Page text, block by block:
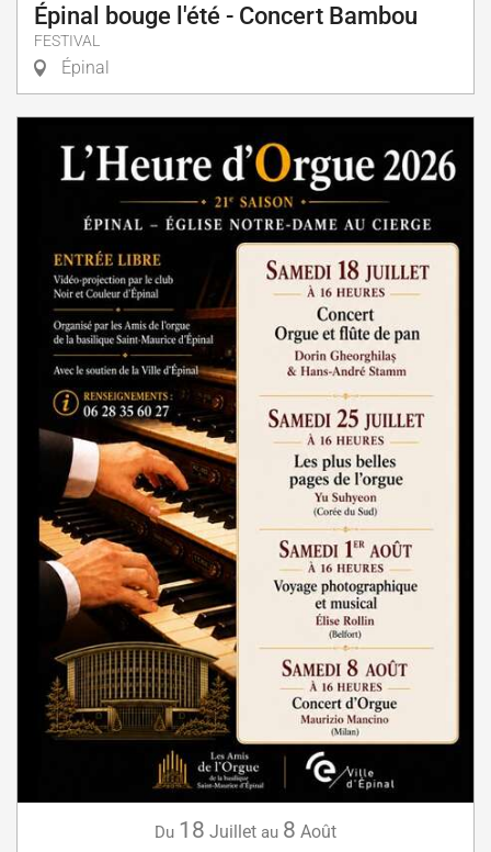
Épinal bouge l'été - Concert Bambou
FESTIVAL
Épinal
Du 18 Juillet au 8 Août